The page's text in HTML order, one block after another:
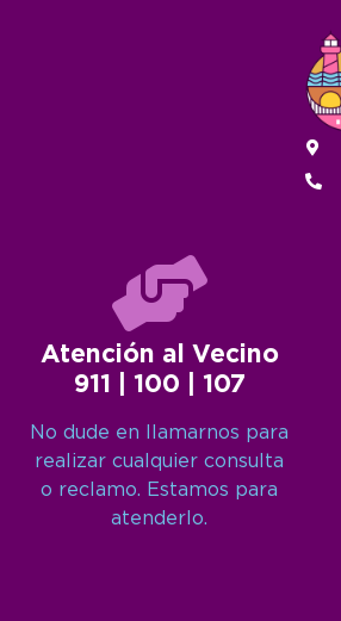
Atención al Vecino
911 | 100 | 107
No dude en llamarnos para
realizar cualquier consulta
o reclamo. Estamos para
atenderlo.